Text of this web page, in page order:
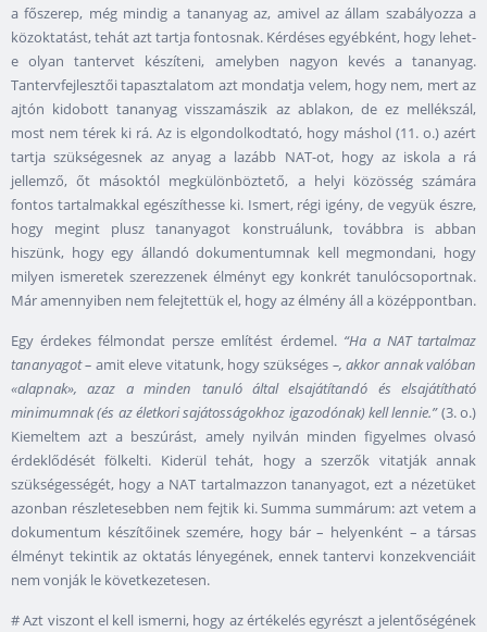
a főszerep, még mindig a tananyag az, amivel az állam szabályozza a
közoktatást, tehát azt tartja fontosnak. Kérdéses egyébként, hogy lehet-
e olyan tantervet készíteni, amelyben nagyon kevés a tananyag.
Tantervfejlesztői tapasztalatom azt mondatja velem, hogy nem, mert az
ajtón kidobott tananyag visszamászik az ablakon, de ez mellékszál,
most nem térek ki rá. Az is elgondolkodtató, hogy máshol (11. o.) azért
tartja szükségesnek az anyag a lazább NAT-ot, hogy az iskola a rá
jellemző, őt másoktól megkülönböztető, a helyi közösség számára
fontos tartalmakkal egészíthesse ki. Ismert, régi igény, de vegyük észre,
hogy megint plusz tananyagot konstruálunk, továbbra is abban
hiszünk, hogy egy állandó dokumentumnak kell megmondani, hogy
milyen ismeretek szerezzenek élményt egy konkrét tanulócsoportnak.
Már amennyiben nem felejtettük el, hogy az élmény áll a középpontban.
Egy érdekes félmondat persze említést érdemel. “Ha a NAT tartalmaz
tananyagot – amit eleve vitatunk, hogy szükséges –, akkor annak valóban
«alapnak», azaz a minden tanuló által elsajátítandó és elsajátítható
minimumnak (és az életkori sajátosságokhoz igazodónak) kell lennie.”(3. o.)
Kiemeltem azt a beszúrást, amely nyilván minden figyelmes olvasó
érdeklődését fölkelti. Kiderül tehát, hogy a szerzők vitatják annak
szükségességét, hogy a NAT tartalmazzon tananyagot, ezt a nézetüket
azonban részletesebben nem fejtik ki. Summa summárum: azt vetem a
dokumentum készítőinek szemére, hogy bár – helyenként – a társas
élményt tekintik az oktatás lényegének, ennek tantervi konzekvenciáit
nem vonják le következetesen.
# Azt viszont el kell ismerni, hogy az értékelés egyrészt a jelentőségének